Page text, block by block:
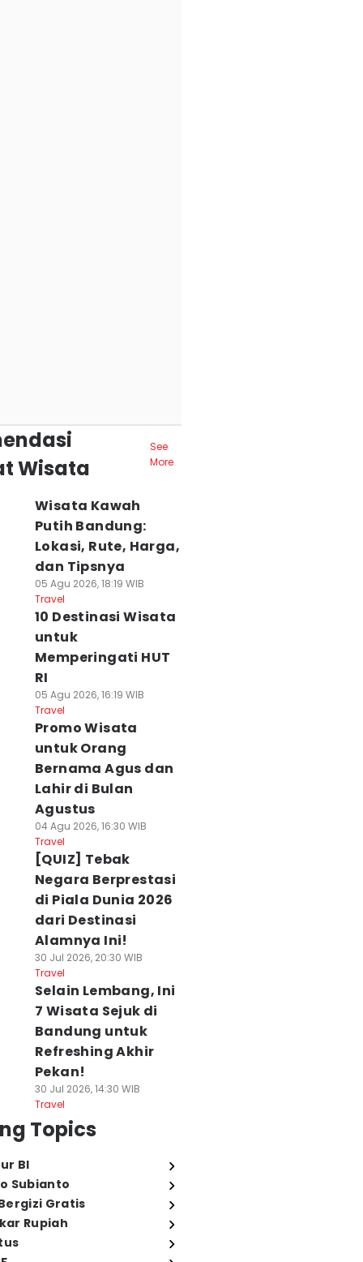
Wisata
See
More
Wisata Kawah
Putih Bandung:
Lokasi, Rute, Harga,
dan Tipsnya
05 Agu 2026, 18:19 WIB
Travel
10 Destinasi Wisata
untuk
Memperingati HUT
RI
05 Agu 2026, 16:19 WIB
Travel
Promo Wisata
untuk Orang
Bernama Agus dan
Lahir di Bulan
Agustus
04 Agu 2026, 16:30 WIB
Travel
[QUIZ] Tebak
Negara Berprestasi
di Piala Dunia 2026
dari Destinasi
Alamnya Ini!
30 Jul 2026, 20:30 WIB
Travel
Selain Lembang, Ini
7 Wisata Sejuk di
Bandung untuk
Refreshing Akhir
Pekan!
30 Jul 2026, 14:30 WIB
Travel
Topics
BI
Subianto
Gratis
Rupiah